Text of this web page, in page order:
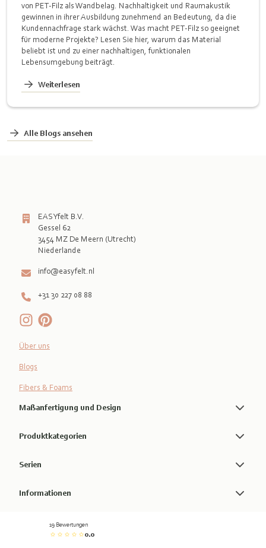
von PET-Filz als Wandbelag. Nachhaltigkeit und Raumakustik
gewinnen in ihrer Ausbildung zunehmend an Bedeutung, da die
Kundennachfrage stark wächst. Was macht PET-Filz so geeignet
für moderne Projekte? Lesen Sie hier, warum das Material
beliebt ist und zu einer nachhaltigen, funktionalen
Lebensumgebung beiträgt.
Weiterlesen
Alle Blogs ansehen
EASYfelt B.V.
Gessel 62
3454 MZ De Meern (Utrecht)
info@easyfelt.nl
+31 30 227 08 88
Über uns
Blogs
Fibers & Foams
Maßanfertigung und Design
Produktkategorien
Serien
Informationen
19 Bewertungen
0.0